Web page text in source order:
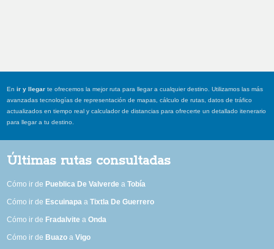
Enir y llegar te ofrecemos la mejor ruta para llegar a cualquier destino. Utilizamos las más
avanzadas tecnologías de representación de mapas, cálculo de rutas, datos de tráfico
actualizados en tiempo real y calculador de distancias para ofrecerte un detallado itenerario
para llegar a tu destino.
Últimas rutas consultadas
Cómo ir de Pueblica De Valverde aTobía
Cómo ir de Escuinapa aTixtla De Guerrero
Cómo ir de Fradalvite aOnda
Cómo ir de Buazo aVigo